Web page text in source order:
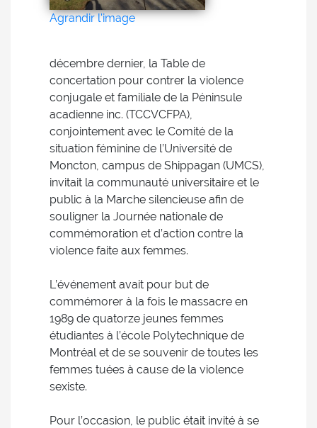
Agrandir l'image
décembre dernier, la Table de
concertation pour contrer la violence
conjugale et familiale de la Péninsule
acadienne inc. (TCCVCFPA),
conjointement avec le Comité de la
situation féminine de l’Université de
Moncton, campus de Shippagan (UMCS),
invitait la communauté universitaire et le
public à la Marche silencieuse afin de
souligner la Journée nationale de
commémoration et d’action contre la
violence faite aux femmes.
L’événement avait pour but de
commémorer à la fois le massacre en
1989 de quatorze jeunes femmes
étudiantes à l’école Polytechnique de
Montréal et de se souvenir de toutes les
femmes tuées à cause de la violence
sexiste.
Pour l’occasion, le public était invité à se